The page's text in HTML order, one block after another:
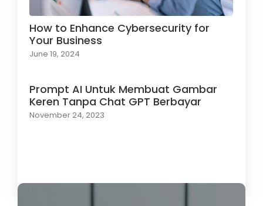
How to Enhance Cybersecurity for
Your Business
June 19, 2024
Prompt AI Untuk Membuat Gambar
Keren Tanpa Chat GPT Berbayar
November 24, 2023